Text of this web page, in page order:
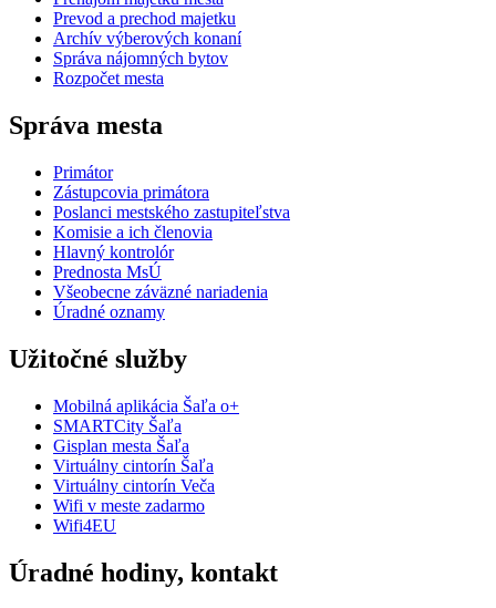
Prevod a prechod majetku
Archív výberových konaní
Správa nájomných bytov
Rozpočet mesta
Správa mesta
Primátor
Zástupcovia primátora
Poslanci mestského zastupiteľstva
Komisie a ich členovia
Hlavný kontrolór
Prednosta MsÚ
Všeobecne záväzné nariadenia
Úradné oznamy
Užitočné služby
Mobilná aplikácia Šaľa o+
SMARTCity Šaľa
Gisplan mesta Šaľa
Virtuálny cintorín Šaľa
Virtuálny cintorín Veča
Wifi v meste zadarmo
Wifi4EU
Úradné hodiny, kontakt